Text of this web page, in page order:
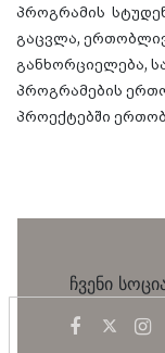
პროგრამის
გაცვლა,
განხორციელება,
პროგრამების
პროექტებში
ჩვენი